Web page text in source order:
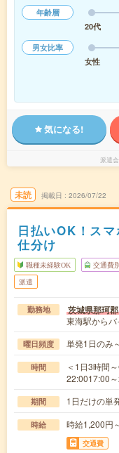
年齢層
20代
男女比率
女性
気になる!
派遣
未読 掲載日 2026/07/22
日払いOK！ス
仕分け
職種未経験OK 交通費
派遣
勤務地 茨城県那珂郡
東海駅から
曜日頻度 単発1日のみ
時間
＜1日3時間
22:0017:00
期間 1日だけの
時給 時給1,200円
交通費